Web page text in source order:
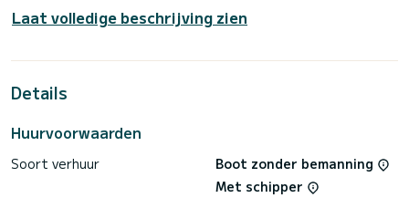
De boot heeft 4 volledig uitgeruste hut(ten) en een
capaciteit van 10 personen. Met een totale lengte van 13
vakantie op het water door te brengen in de omgeving van
een Rolgenua. Het beschikt over de volgende uitrusting:
Automatische piloot, Buitenboordmotor, Elektrische lier.
Laat volledige beschrijving zien
Details
Huurvoorwaarden
Soort verhuur
Boot zonder bemanning
Met schipper